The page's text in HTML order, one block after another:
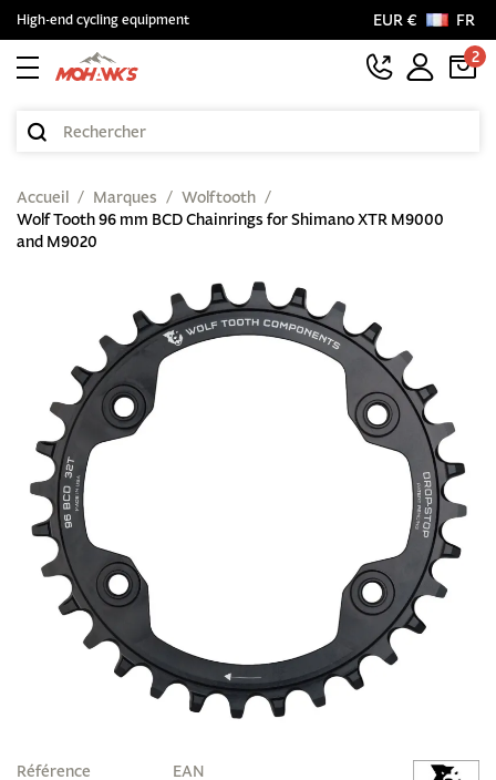
High-end cycling equipment EUR €
FR
2
Accueil Marques
Wolftooth
Wolf Tooth 96 mm BCD Chainrings for Shimano XTR M9000
and M9020
Référence EAN